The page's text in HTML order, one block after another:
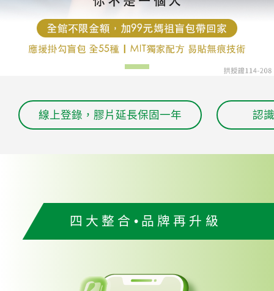
線上登錄，膠片延長保固一年 認
四大整合•品牌再升級